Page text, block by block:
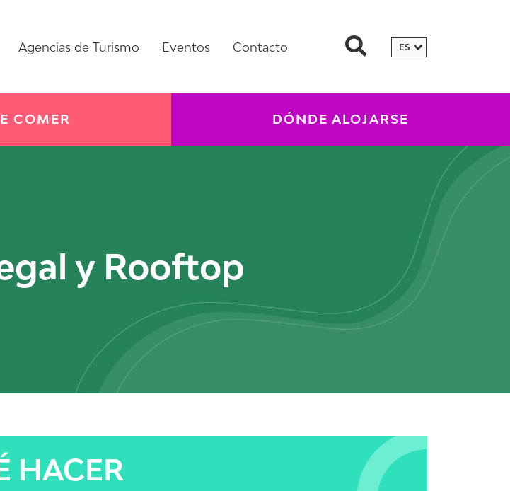
Agencias de Turismo Eventos Contacto
COMER DÓNDE ALOJARSE
y Rooftop
HACER